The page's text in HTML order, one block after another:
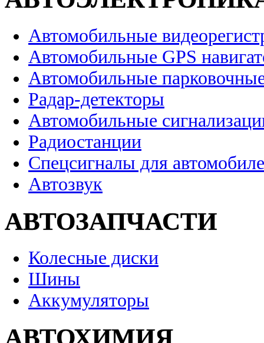
Автомобильные
Автомобильные GPS
Автомобильные
Радар-детекторы
Автомобильные
Радиостанции
Спецсигналы для
Автозвук
АВТОЗАПЧАСТИ
Колесные диски
Шины
Аккумуляторы
АВТОХИМИЯ